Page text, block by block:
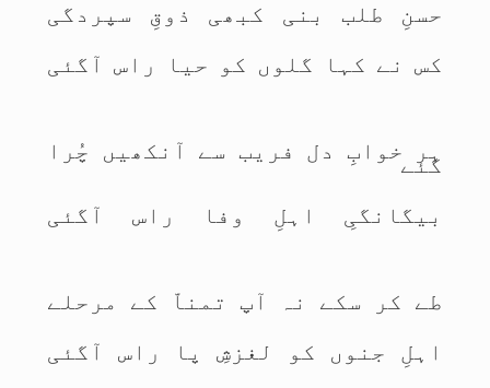
حسنِ طلب بنی کبھی ذوقِ سپردگی
کس نے کہا گلوں کو حیا راس آگئی
ہر خوابِ دل فریب سے آنکھیں چُرا
گئے
بیگانگیِ اہلِ وفا راس آگئی
طے کر سکے نہ آپ تمناّ کے مرحلے
اہلِ جنوں کو لغزشِ پا راس آگئی